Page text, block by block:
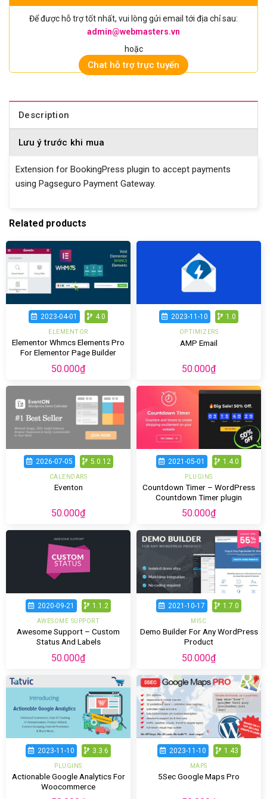
Để được hỗ trợ tốt nhất, vui lòng gửi email tới địa chỉ sau:
admin@webmasters.vn
hoặc
Chat hỗ trợ trực tuyến
Description
Lưu ý trước khi mua
Extension for BookingPress plugin to accept payments
using Pagseguro Payment Gateway.
Related products
2023-04-01 4.0
ELEMENTOR
Elementor Whmcs Elements Pro
For Elementor Page Builder
50.000₫
2023-11-10 1.0
OPTIMIZERS
AMP Email
50.000₫
2026-07-05 5.0.12
CALENDARS
Eventon
50.000₫
2021-05-01 1.4.0
PLUGINS
Countdown Timer – WordPress
Countdown Timer plugin
50.000₫
2020-09-21 1.1.2
AWESOME SUPPORT
Awesome Support – Custom
Status And Labels
50.000₫
2021-10-17 1.7.0
MISC
Demo Builder For Any WordPress
Product
50.000₫
2023-11-10 3.3.6
PLUGINS
Actionable Google Analytics For
Woocommerce
2023-11-10 1.43
MAPS
5Sec Google Maps Pro